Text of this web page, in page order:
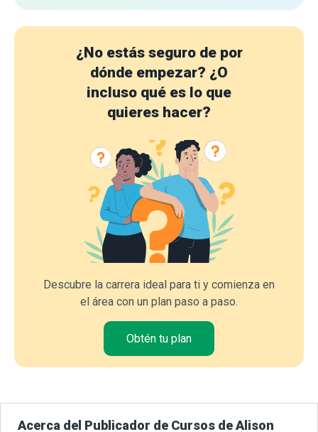
¿No estás seguro de por
dónde empezar? ¿O
incluso qué es lo que
quieres hacer?
Descubre la carrera ideal para ti y comienza en
el área con un plan paso a paso.
Obtén tu plan
Acerca del Publicador de Cursos de Alison